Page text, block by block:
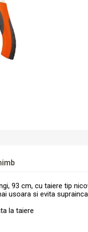
93 cm, cu taiere tip
usoara si evita
la taiere